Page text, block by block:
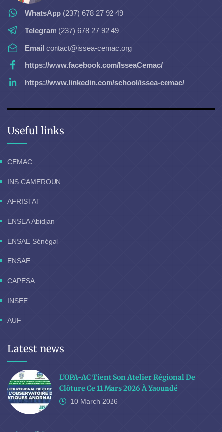
WhatsApp (237) 678 27 92 49
Telegram (237) 678 27 92 49
Email contact@issea-cemac.org
https://www.facebook.com/IsseaCemac/
https://www.linkedin.com/school/issea-cemac/
Useful links
CEMAC
INS CAMEROUN
AFRISTAT
ENSEA Abidjan
ENSAE Sénégal
ENSAE
CAPESA
INSEE
AUF
Latest news
L'OPA-AC Tient Son Atelier Régional De
Clôture Ce 11 Mars 2026 À Yaoundé
10 March 2026